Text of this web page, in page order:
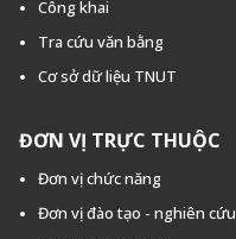
Công khai
Tra cứu văn bằng
Cơ sở dữ liệu TNUT
ĐƠN VỊ TRỰC THUỘC
Đơn vị chức năng
Đơn vị đào tạo - nghiên cứu